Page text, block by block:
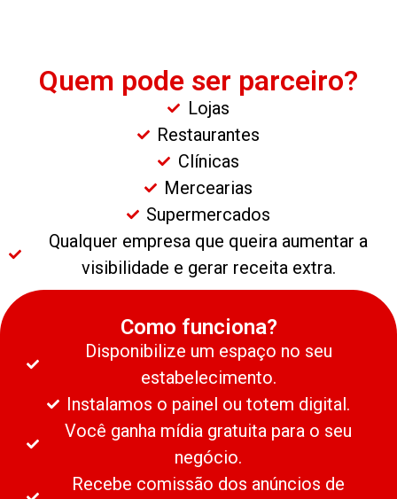
Quem pode ser parceiro?
Lojas
Restaurantes
Clínicas
Mercearias
Supermercados
Qualquer empresa que queira aumentar a
visibilidade e gerar receita extra.
Como funciona?
Disponibilize um espaço no seu
estabelecimento.
Instalamos o painel ou totem digital.
Você ganha mídia gratuita para o seu
negócio.
Recebe comissão dos anúncios de